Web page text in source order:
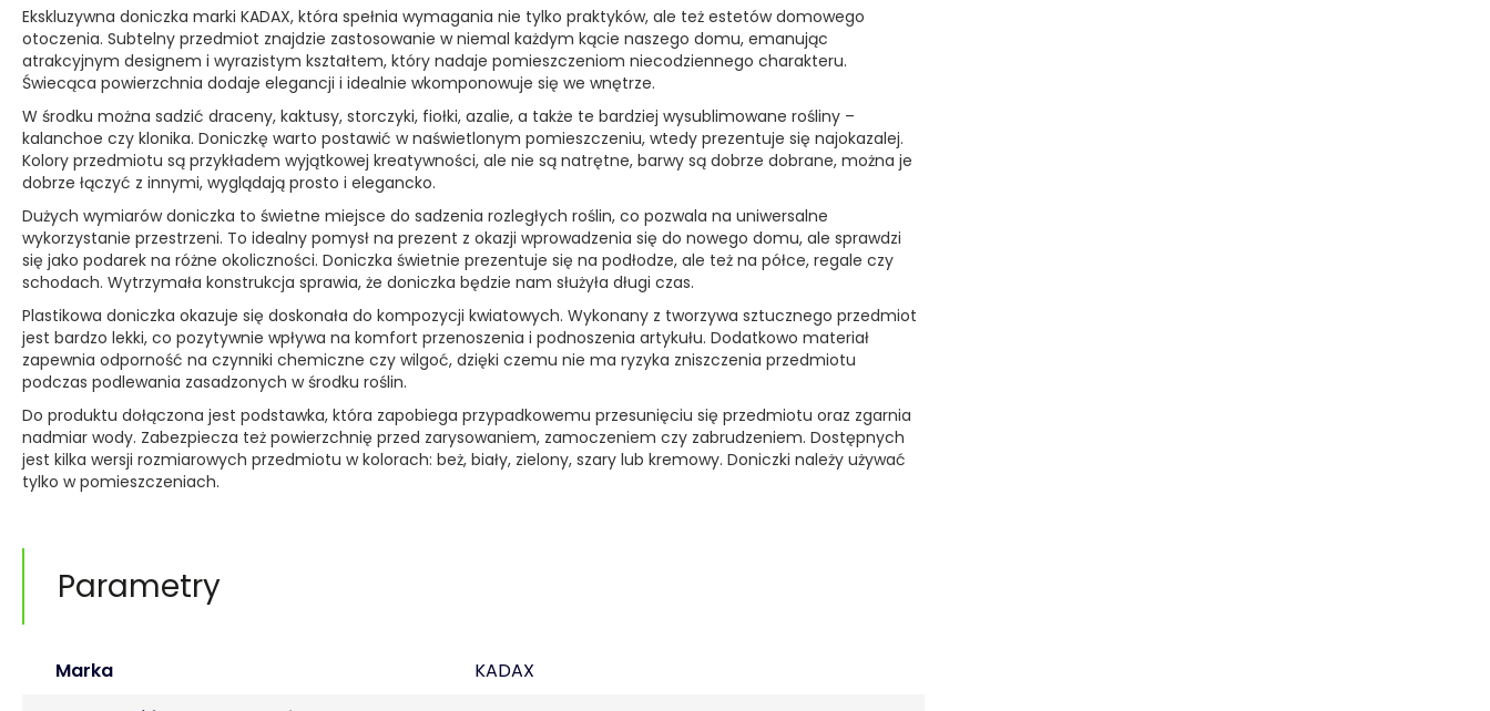
Ekskluzywna doniczka marki KADAX, która spełnia wymagania nie tylko praktyków, ale też estetów domowego
otoczenia. Subtelny przedmiot znajdzie zastosowanie w niemal każdym kącie naszego domu, emanując
atrakcyjnym designem i wyrazistym kształtem, który nadaje pomieszczeniom niecodziennego charakteru.
Świecąca powierzchnia dodaje elegancji i idealnie wkomponowuje się we wnętrze.
W środku można sadzić draceny, kaktusy, storczyki, fiołki, azalie, a także te bardziej wysublimowane rośliny –
kalanchoe czy klonika. Doniczkę warto postawić w naświetlonym pomieszczeniu, wtedy prezentuje się najokazalej.
Kolory przedmiotu są przykładem wyjątkowej kreatywności, ale nie są natrętne, barwy są dobrze dobrane, można je
dobrze łączyć z innymi, wyglądają prosto i elegancko.
Dużych wymiarów doniczka to świetne miejsce do sadzenia rozległych roślin, co pozwala na uniwersalne
wykorzystanie przestrzeni. To idealny pomysł na prezent z okazji wprowadzenia się do nowego domu, ale sprawdzi
się jako podarek na różne okoliczności. Doniczka świetnie prezentuje się na podłodze, ale też na półce, regale czy
schodach. Wytrzymała konstrukcja sprawia, że doniczka będzie nam służyła długi czas.
Plastikowa doniczka okazuje się doskonała do kompozycji kwiatowych. Wykonany z tworzywa sztucznego przedmiot
jest bardzo lekki, co pozytywnie wpływa na komfort przenoszenia i podnoszenia artykułu. Dodatkowo materiał
zapewnia odporność na czynniki chemiczne czy wilgoć, dzięki czemu nie ma ryzyka zniszczenia przedmiotu
podczas podlewania zasadzonych w środku roślin.
Do produktu dołączona jest podstawka, która zapobiega przypadkowemu przesunięciu się przedmiotu oraz zgarnia
nadmiar wody. Zabezpiecza też powierzchnię przed zarysowaniem, zamoczeniem czy zabrudzeniem. Dostępnych
jest kilka wersji rozmiarowych przedmiotu w kolorach: beż, biały, zielony, szary lub kremowy. Doniczki należy używać
tylko w pomieszczeniach.
Parametry
Marka
KADAX